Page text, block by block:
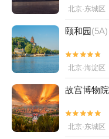
北京·东城区
颐和园(5A)


北京·海淀区
故宫博物院


北京·东城区